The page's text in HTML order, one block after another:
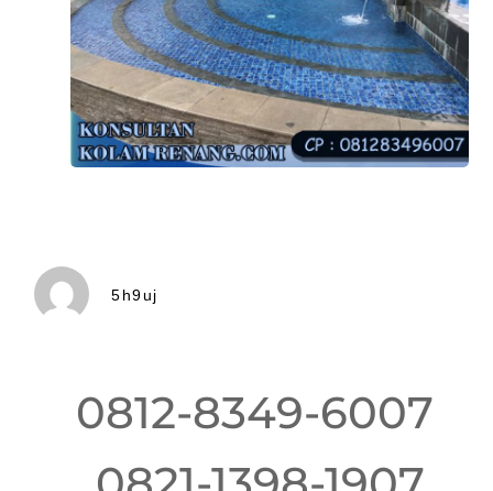
5h9uj
0812-8349-6007